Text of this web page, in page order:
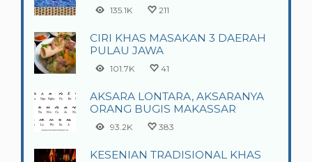
135.1K 211
CIRI KHAS MASAKAN 3 DAERAH
PULAU JAWA
101.7K 41
AKSARA LONTARA, AKSARANYA
ORANG BUGIS MAKASSAR
93.2K 383
KESENIAN TRADISIONAL KHAS